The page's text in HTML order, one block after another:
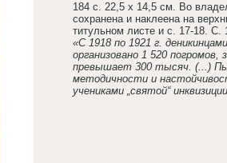
184 с. 22,5 х 14,5 см. Во
сохранена и наклеена на
титульном листе и с. 17-18.
«C 1918 по 1921 г.
организовано 1 520
превышает 300 тысяч. (...)
методичности и
учениками „святой“